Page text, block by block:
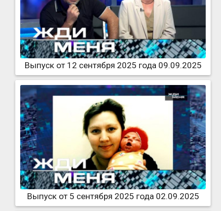
Выпуск от 12 сентября 2025 года 09.09.2025
Выпуск от 5 сентября 2025 года 02.09.2025